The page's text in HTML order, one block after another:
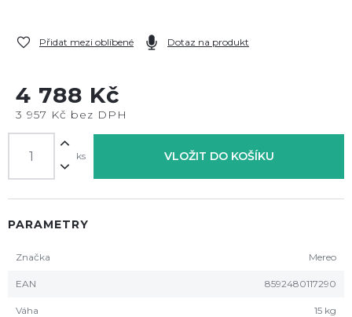
Přidat mezi oblíbené Dotaz na produkt
4 788 Kč
3 957 Kč bez DPH
ks VLOŽIT DO KOŠÍKU
PARAMETRY
Značka Mereo
EAN 8592480117290
Váha 15 kg